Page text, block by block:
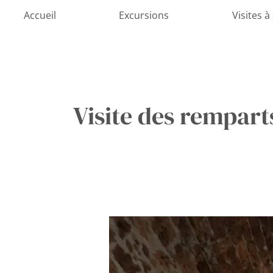
Accueil Excursions Visites
Visite des
Explorez
les
remparts
ouest